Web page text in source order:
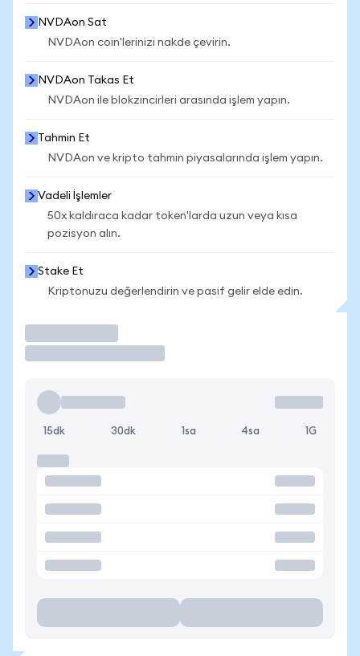
NVDAon Sat
NVDAon coin'lerinizi nakde çevirin.
NVDAon Takas Et
NVDAon ile blokzincirleri arasında işlem yapın.
Tahmin Et
NVDAon ve kripto tahmin piyasalarında işlem yapın.
Vadeli İşlemler
50x kaldıraca kadar token'larda uzun veya kısa
pozisyon alın.
Stake Et
Kriptonuzu değerlendirin ve pasif gelir elde edin.
15dk 30dk 1sa 4sa 1G